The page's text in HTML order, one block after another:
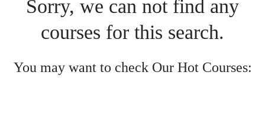
Sorry, we can not find any
courses for this search.
You may want to check Our Hot Courses: